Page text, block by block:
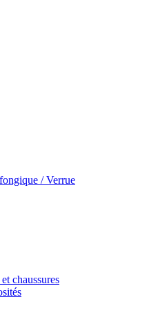
/ Verrue
chaussures